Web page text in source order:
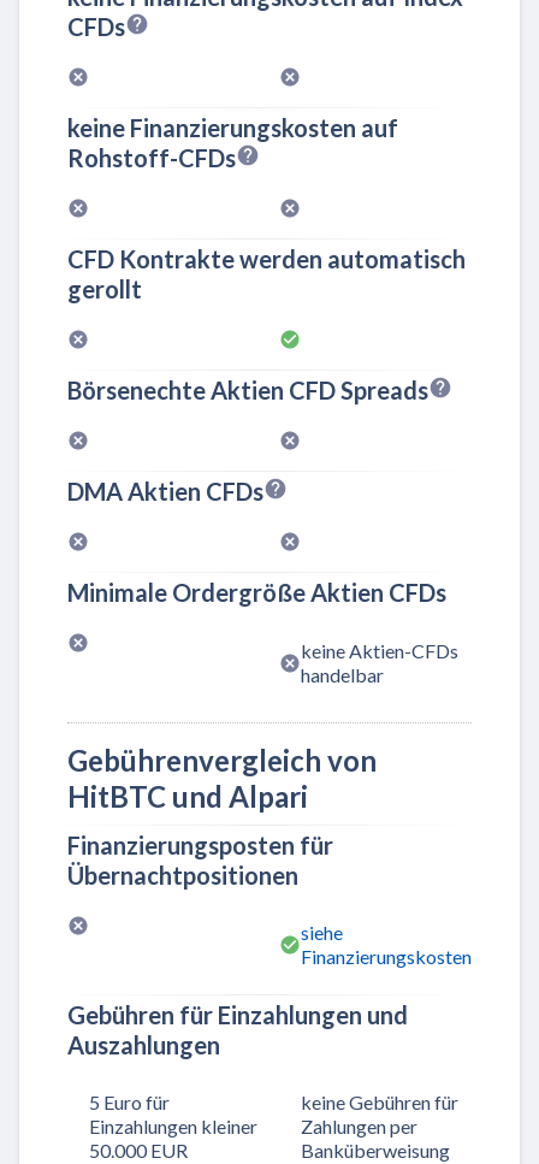
CFDs
keine Finanzierungskosten auf
Rohstoff-CFDs
CFD Kontrakte werden automatisch
gerollt
Börsenechte Aktien CFD Spreads
DMA Aktien CFDs
Minimale Ordergröße Aktien CFDs
keine Aktien-CFDs
handelbar
Gebührenvergleich von
HitBTC und Alpari
Finanzierungsposten für
Übernachtpositionen
siehe
Finanzierungskosten
Gebühren für Einzahlungen und
Auszahlungen
5 Euro für
Einzahlungen kleiner
50.000 EUR
keine Gebühren für
Zahlungen per
Banküberweisung